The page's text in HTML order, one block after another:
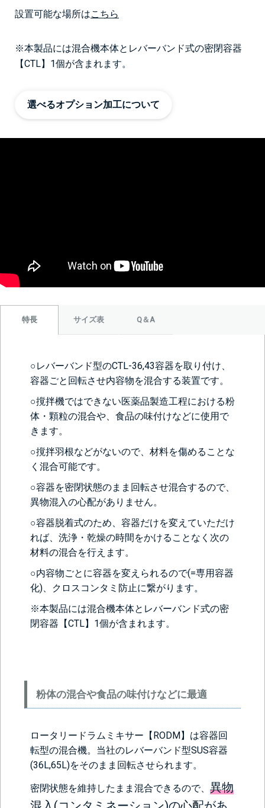
設置可能な場所はこちら
※本製品には混合機本体と レバーバンド式の密閉容器
【CTL】 1個が含まれます。
選べるオプション加工について
特長 サイズ表 Q＆A
○レバーバンド型のCTL-36,43容器を取り付け、
容器ごと回転させ内容物を混合する装置です。
○撹拌機ではできない医薬品製造工程における粉
体・顆粒の混合や、食品の味付けなどに使用で
きます。
○撹拌羽根などがないので、材料を傷めることな
く混合可能です。
○容器を密閉状態のまま回転させ混合するので、
異物混入の心配がありません。
○容器脱着式のため、容器だけを変えていただけ
れば、洗浄・乾燥の時間をかけることなく次の
材料の混合を行えます。
○内容物ごとに容器を変えられるので(=専用容器
化)、クロスコンタミ防止に繋がります。
※本製品には混合機本体と レバーバンド式の密
閉容器【CTL】 1個が含まれます。
粉体の混合や食品の味付けなどに最適
ロータリードラムミキサー【RODM】は容器回
転型の混合機。当社のレバーバンド型SUS容器
(36L,65L)をそのまま回転させられます。
密閉状態を維持したまま混合できるので、 異物